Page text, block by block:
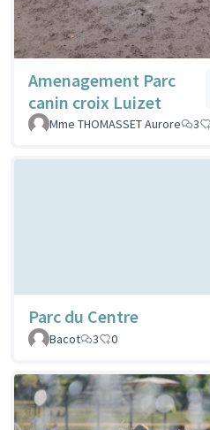
Amenagement Parc
canin croix Luizet
Mme THOMASSET Aurore
3
Parc du Centre
Bacot
3 0